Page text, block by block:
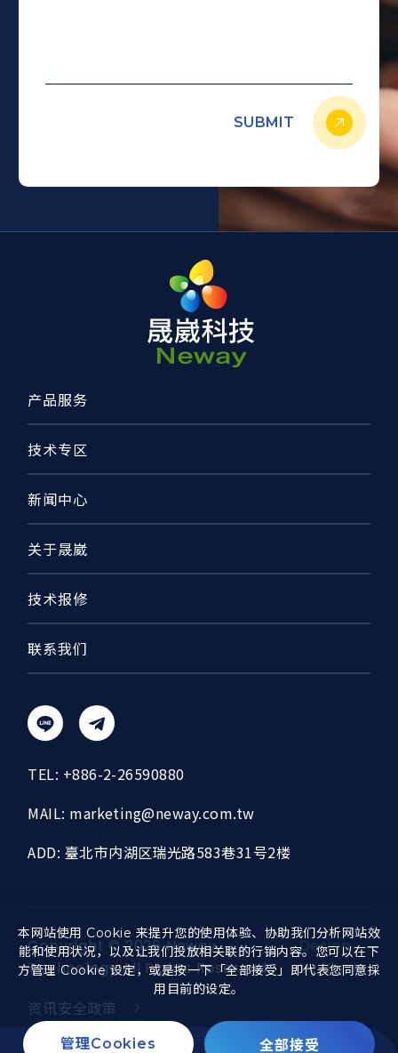
SUBMIT
产品服务
技术专区
新闻中心
关于晟崴
技术报修
联系我们
TEL: +886-2-26590880
MAIL: marketing@neway.com.tw
ADD: 臺北市内湖区瑞光路583巷31号2楼
Copyright © 2026 Neway
Technology All Rights Reserved.
Design
by iBest
资讯安全政策
本网站使用 Cookie 来提升您的使用体验、协助我们分析网站效
能和使用状况，以及让我们投放相关联的行销内容。您可以在下
方管理 Cookie 设定，或是按一下「全部接受」即代表您同意採
用目前的设定。
管理Cookies 全部接受